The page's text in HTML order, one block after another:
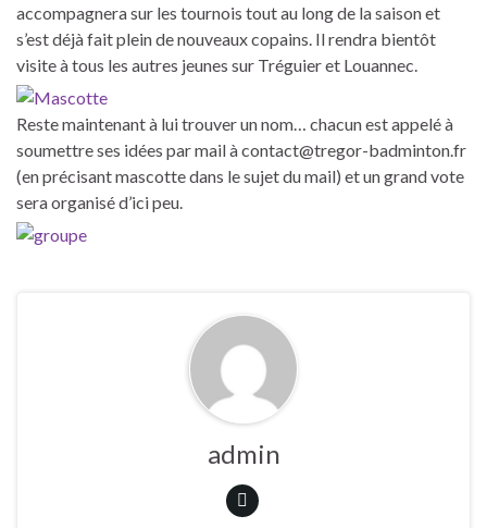
accompagnera sur les tournois tout au long de la saison et
s’est déjà fait plein de nouveaux copains. Il rendra bientôt
visite à tous les autres jeunes sur Tréguier et Louannec.
Reste maintenant à lui trouver un nom… chacun est appelé à
soumettre ses idées par mail à contact@tregor-badminton.fr
(en précisant mascotte dans le sujet du mail) et un grand vote
sera organisé d’ici peu.
admin